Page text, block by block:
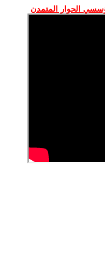
الحوار المتمدن